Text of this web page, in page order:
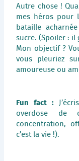
Autre chose !
mes héros pour
bataille
sucre. (Spoiler : il
Mon objectif ?
vous pleuriez
amoureuse ou
Fun fact :
overdose de
concentration,
c’est la vie !).